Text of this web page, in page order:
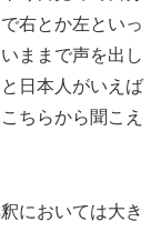
右とか左といっ
ままで声を出し
日本人がいえば
ちらから聞こえ
においては大き